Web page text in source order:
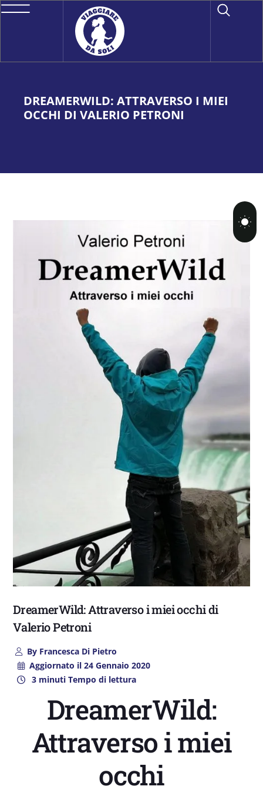
DREAMERWILD: ATTRAVERSO I MIEI
OCCHI DI VALERIO PETRONI
DreamerWild: Attraverso i miei occhi di
Valerio Petroni
ByFrancesca Di Pietro
Aggiornato il24 Gennaio 2020
3 minuti Tempo di lettura
DreamerWild:
Attraverso i miei
occhi